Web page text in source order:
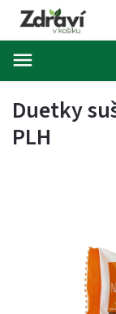
Duetky
PLH